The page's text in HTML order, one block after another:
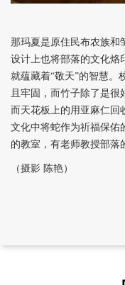
那玛夏是原住民布农族和
设计上也将部落的文化烙
就蕴藏着“敬天”的智慧。
且牢固，而竹子除了是很
而天花板上的用亚麻仁回
文化中将蛇作为祈福保佑
的教室，有老师教授部落
（摄影 陈艳）